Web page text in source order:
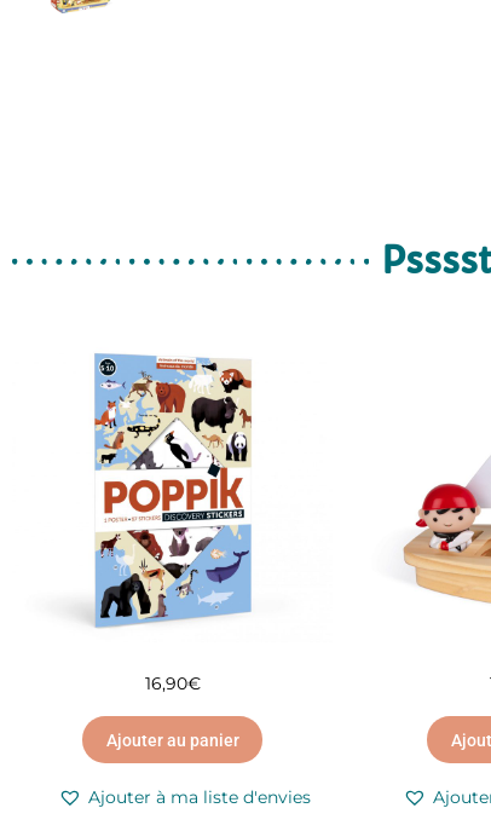
16,90€
Ajouter au panier
Ajouter à ma liste d'envies